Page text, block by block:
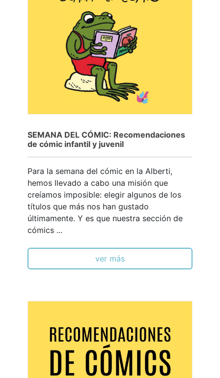
SEMANA DEL CÓMIC: Recomendaciones
de cómic infantil y juvenil
Para la semana del cómic en la Alberti,
hemos llevado a cabo una misión que
creíamos imposible: elegir algunos de los
títulos que más nos han gustado
últimamente. Y es que nuestra sección de
cómics ...
ver más